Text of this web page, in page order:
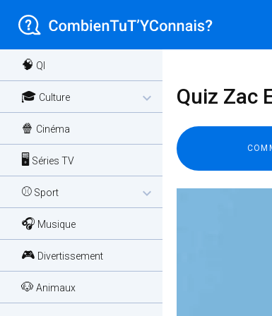
🧠 QI
🎓 Culture expand_more
🍿 Cinéma
🖥️ Séries TV
⚾ Sport expand_more
🎧 Musique
🎮 Divertissement
🐶 Animaux
Quiz Zac